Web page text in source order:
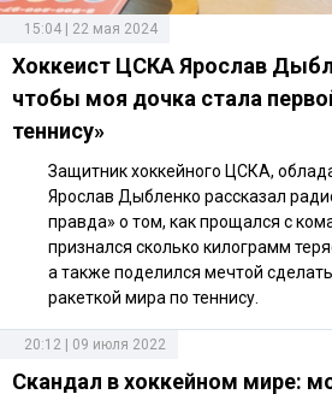
15:04 | 22 мая 2024
Хоккеист ЦСКА Ярослав
чтобы моя дочка стала
теннису»
Защитник хоккейного ЦСКА,
Ярослав Дыбленко рассказал
правда» о том, как прощался с
признался сколько килограмм
а также поделился мечтой
ракеткой мира по теннису.
20:12 | 09 июля 2022
Скандал в хоккейном мире: